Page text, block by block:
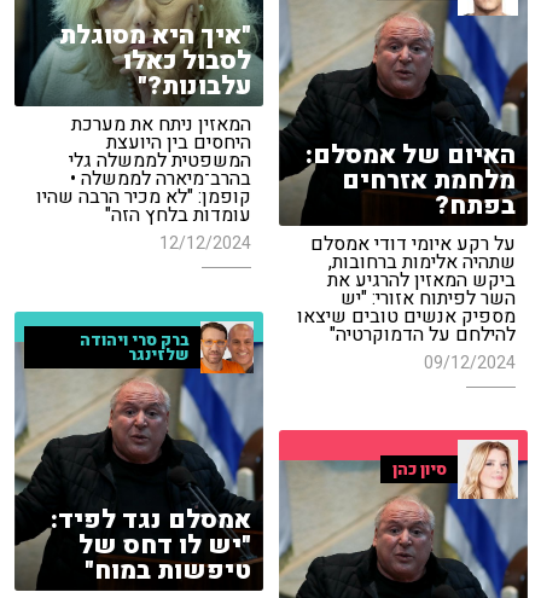
"איך היא מסוגלת
לסבול כאלו
עלבונות?"
המאזין ניתח את מערכת
היחסים בין היועצת
המשפטית לממשלה גלי
בהרב־מיארה לממשלה •
קופמן: "לא מכיר הרבה שהיו
עומדות בלחץ הזה"
12/12/2024
האיום של אמסלם:
מלחמת אזרחים
בפתח?
על רקע איומי דודי אמסלם
שתהיה אלימות ברחובות,
ביקש המאזין להרגיע את
השר לפיתוח אזורי: "יש
מספיק אנשים טובים שיצאו
להילחם על הדמוקרטיה"
09/12/2024
ברק סרי ויהודה
שלזינגר
אמסלם נגד לפיד:
"יש לו דחס של
טיפשות במוח"
סיון כהן